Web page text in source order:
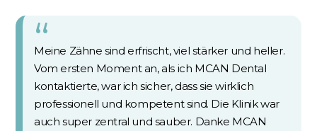
Meine Zähne sind erfrischt, viel stärker und heller.
Vom ersten Moment an, als ich MCAN Dental
kontaktierte, war ich sicher, dass sie wirklich
professionell und kompetent sind. Die Klinik war
auch super zentral und sauber. Danke MCAN